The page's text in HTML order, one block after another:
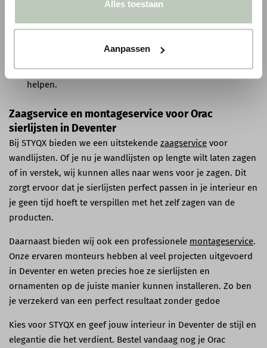
Alles toestaan
Aanpassen
wij gratis verzending binnen Nederland & België.
Persoonlijke service: Heb je vragen over onze producten
of diensten? Onsvriendelijke teamstaat klaar om je te
helpen.
Zaagservice en montageservice voor Orac
sierlijsten in Deventer
Bij STYQX bieden we een uitstekende zaagservice voor
wandlijsten. Of je nu je wandlijsten op lengte wilt laten zagen
of in verstek, wij kunnen alles naar wens voor je zagen. Dit
zorgt ervoor dat je sierlijsten perfect passen in je interieur en
je geen tijd hoeft te verspillen met het zelf zagen van de
producten.
Daarnaast bieden wij ook een professionele montageservice.
Onze ervaren monteurs hebben al veel projecten uitgevoerd
in Deventer en weten precies hoe ze sierlijsten en
ornamenten op de juiste manier kunnen installeren. Zo ben
je verzekerd van een perfect resultaat zonder gedoe
Kies voor STYQX en geef jouw interieur in Deventer de stijl en
elegantie die het verdient. Bestel vandaag nog je Orac